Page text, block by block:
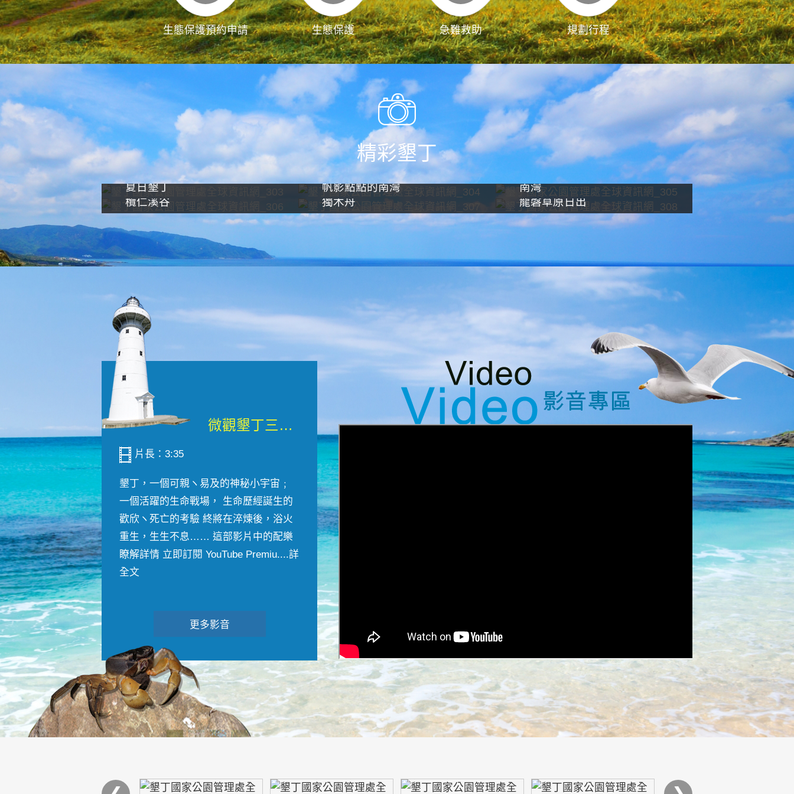
生態保護預約申請 生態保護 急難救助 規劃行程 影像直播
精彩墾丁
夏日墾丁 帆影點點的南灣
南灣
欖仁溪谷
獨木舟 龍磐草原日出
微觀墾丁三部曲 重生....
片長：3:35
墾丁，一個可親ヽ易及的神秘小宇宙﹔
一個活躍的生命戰場， 生命歷經誕生的
歡欣ヽ死亡的考驗 終將在淬煉後，浴火
重生，生生不息…… 這部影片中的配樂
瞭解詳情 立即訂閱 YouTube Premiu....詳
全文
更多影音